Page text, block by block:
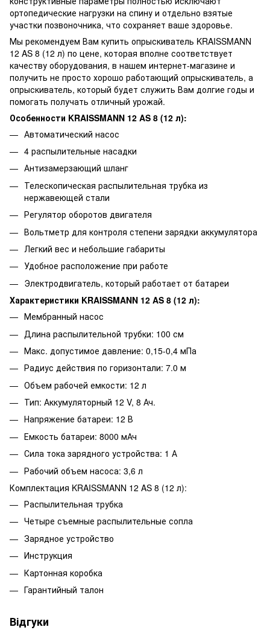
ортопедические нагрузки на спину и отдельно взятые
участки позвоночника, что сохраняет ваше здоровье.
Мы рекомендуем Вам купить опрыскиватель KRAISSMANN
12 AS 8 (12 л) по цене, которая вполне соответствует
качеству оборудования, в нашем интернет-магазине и
получить не просто хорошо работающий опрыскиватель, а
опрыскиватель, который будет служить Вам долгие годы и
помогать получать отличный урожай.
Особенности KRAISSMANN 12 AS 8 (12 л):
Автоматический насос
4 распылительные насадки
Антизамерзающий шланг
Телескопическая распылительная трубка из
нержавеющей стали
Регулятор оборотов двигателя
Вольтметр для контроля степени зарядки аккумулятора
Легкий вес и небольшие габариты
Удобное расположение при работе
Электродвигатель, который работает от батареи
Характеристики KRAISSMANN 12 AS 8 (12 л):
Мембранный насос
Длина распылительной трубки: 100 см
Макс. допустимое давление: 0,15-0,4 мПа
Радиус действия по горизонтали: 7.0 м
Объем рабочей емкости: 12 л
Тип: Аккумуляторный 12 V, 8 Ач.
Напряжение батареи: 12 В
Емкость батареи: 8000 мАч
Сила тока зарядного устройства: 1 А
Рабочий объем насоса: 3,6 л
Комплектация KRAISSMANN 12 AS 8 (12 л):
Распылительная трубка
Четыре съемные распылительные сопла
Зарядное устройство
Инструкция
Картонная коробка
Гарантийный талон​
Відгуки